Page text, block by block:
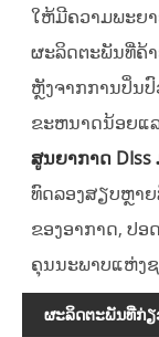
ໃຫ້ມີຄວາມພະຍາ
ຜະລິດຕະພັນທີ່ຄ້
ຫຼັງຈາກການປິ່ນ
ຂະຫນາດນ້ອຍແ
ສູນຍາກາດ DIss
ທົດລອງສຽບຫຼາ
ຂອງອາກາດ, ປອ
ຄຸນນະພາບແຫ່ງ
ຜະ​ລິດ​ຕະ​ພັນ​ທີ່​ກ່ຽ